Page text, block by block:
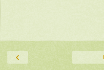
‹